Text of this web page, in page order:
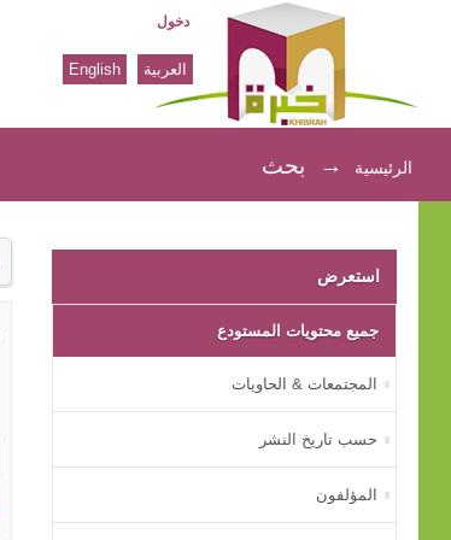
بحث
دخول
العربية English
الرئيسية → بحث
استعرض
جميع محتويات المستودع
المجتمعات & الحاويات
حسب تاريخ النشر
المؤلفون